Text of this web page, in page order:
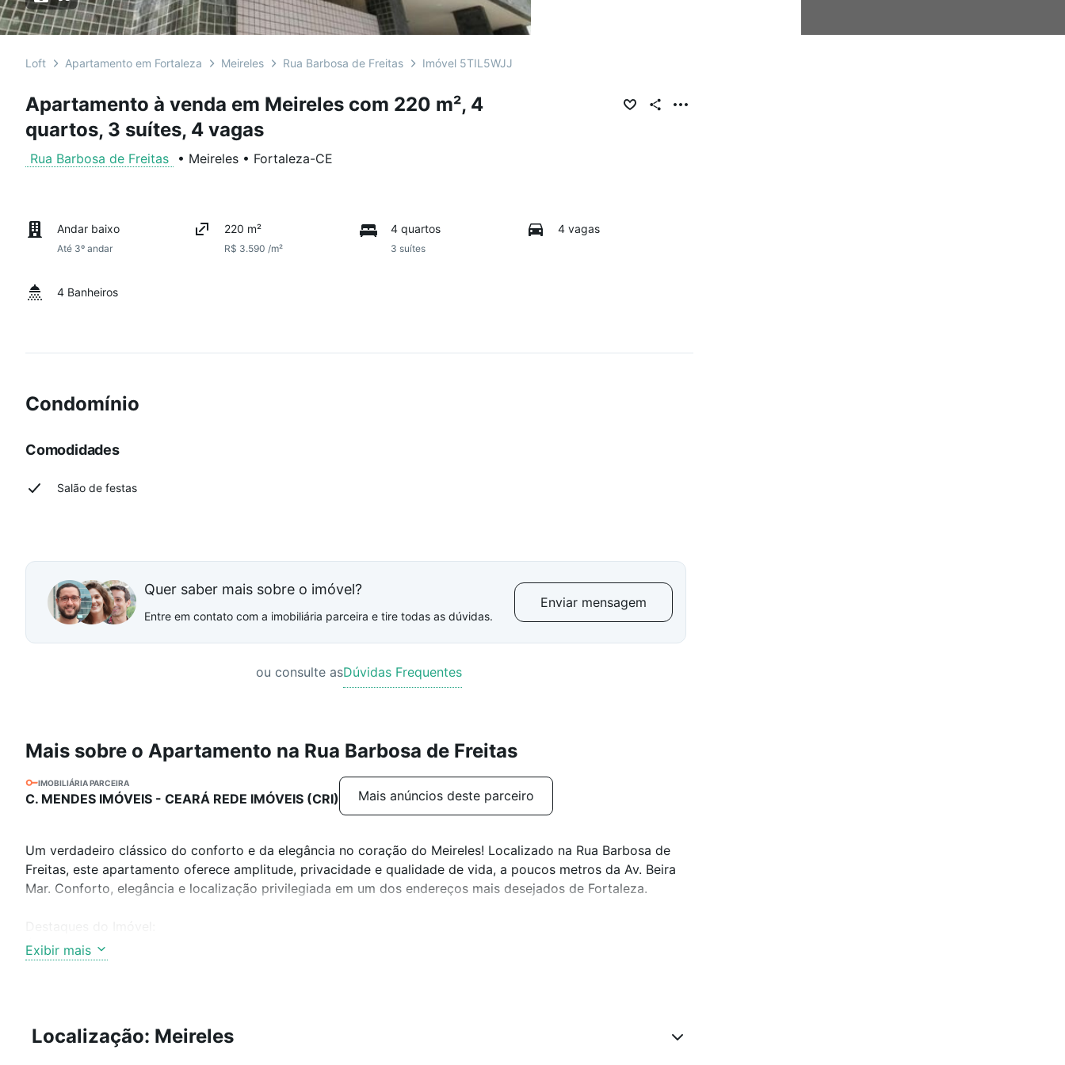
Loft Apartamento em Fortaleza Meireles Rua Barbosa de Freitas Imóvel 5TIL5WJJ
Apartamento à venda em Meireles com 220 m², 4
quartos, 3 suítes, 4 vagas
Rua Barbosa de Freitas • Meireles • Fortaleza-CE
Andar baixo
Até 3º andar
220 m²
R$ 3.590 /m²
4 quartos
3 suítes
4 vagas
4 Banheiros
Condomínio
Comodidades
Salão de festas
Quer saber mais sobre o imóvel?
Entre em contato com a imobiliária parceira e tire todas as dúvidas.
Enviar mensagem
ou consulte asDúvidas Frequentes
Mais sobre o Apartamento na Rua Barbosa de Freitas
IMOBILIÁRIA PARCEIRA
C. MENDES IMÓVEIS - CEARÁ REDE IMÓVEIS (CRI) Mais anúncios deste parceiro
Um verdadeiro clássico do conforto e da elegância no coração do Meireles! Localizado na Rua Barbosa de
Freitas, este apartamento oferece amplitude, privacidade e qualidade de vida, a poucos metros da Av. Beira
Mar. Conforto, elegância e localização privilegiada em um dos endereços mais desejados de Fortaleza.
Área Privativa: 250m²
Edifício com 12 andares
Gabinete ideal para Home Office
Exibir mais
Localização: Meireles